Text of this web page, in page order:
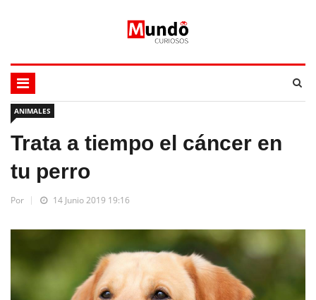
ANIMALES
Trata a tiempo el cáncer en
tu perro
Por 14 Junio 2019 19:16